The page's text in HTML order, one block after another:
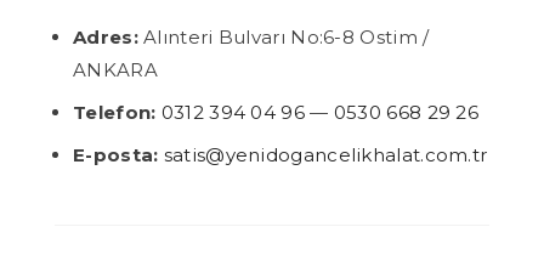
Adres:Alınteri Bulvarı No:6-8 Ostim /
ANKARA
Telefon: 0312 394 04 96— 0530 668 29 26
E-posta: satis@yenidogancelikhalat.com.tr